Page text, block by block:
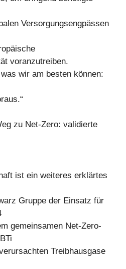
Versorgungsengpässen
voranzutreiben.
wir am besten können:
zu Net-Zero: validierte
ist ein weiteres erklärtes
Gruppe der Einsatz für
gemeinsamen Net-Zero-
Treibhausgase